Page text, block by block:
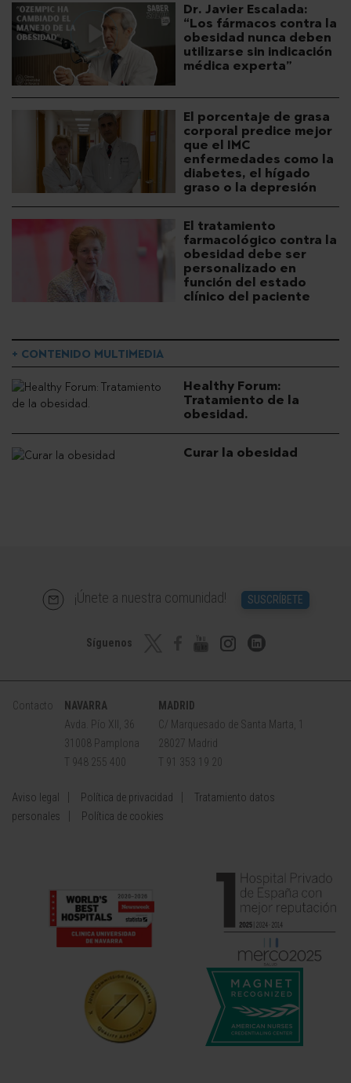
Dr. Javier Escalada:
“Los fármacos contra la
obesidad nunca deben
utilizarse sin indicación
médica experta”
El porcentaje de grasa
corporal predice mejor
que el IMC
enfermedades como la
diabetes, el hígado
graso o la depresión
El tratamiento
farmacológico contra la
obesidad debe ser
personalizado en
función del estado
clínico del paciente
+ CONTENIDO MULTIMEDIA
Healthy Forum:
Tratamiento de la
obesidad.
Curar la obesidad
¡Únete a nuestra comunidad! SUSCRÍBETE
Síguenos
Contacto
NAVARRA
Avda. Pío XII, 36
31008 Pamplona
T 948 255 400
MADRID
C/ Marquesado de Santa Marta, 1
28027 Madrid
T 91 353 19 20
Aviso legal Política de privacidad
Tratamiento datos
personales
Política de cookies